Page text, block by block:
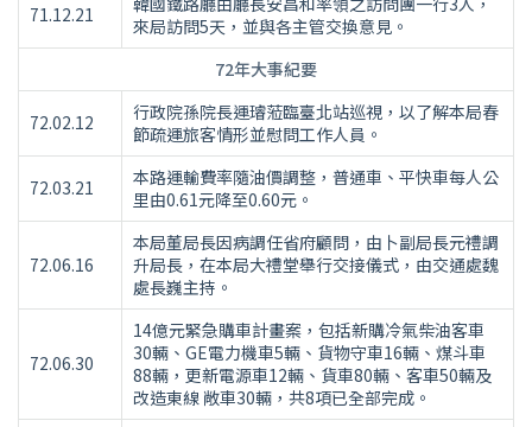
71.12.21
來局訪問5天，並與各主管交換意見。
72年大事紀要
72.02.12
行政院孫院長運璿蒞臨臺北站巡視，以了解本局春
節疏運旅客情形並慰問工作人員。
72.03.21
本路運輸費率隨油價調整，普通車、平快車每人公
里由0.61元降至0.60元。
72.06.16
本局董局長因病調任省府顧問，由卜副局長元禮調
升局長，在本局大禮堂舉行交接儀式，由交通處魏
處長巍主持。
72.06.30
14億元緊急購車計畫案，包括新購冷氣柴油客車
30輛、GE電力機車5輛、貨物守車16輛、煤斗車
88輛，更新電源車12輛、貨車80輛、客車50輛及
改造東線 敞車30輛，共8項已全部完成。